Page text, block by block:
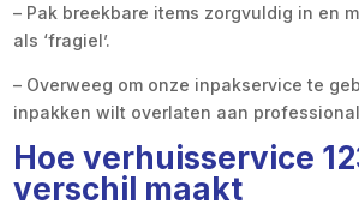
– Pak breekbare items zorgvuldig in en
als ‘fragiel’.
– Overweeg om onze inpakservice te
inpakken wilt overlaten aan
Hoe verhuisservice
verschil maakt